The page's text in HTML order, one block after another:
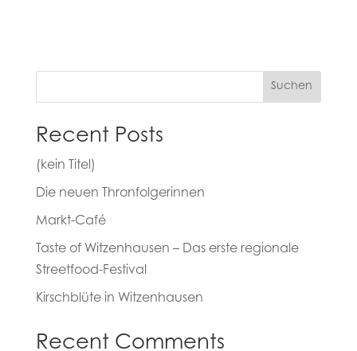
Suchen
Recent Posts
(kein Titel)
Die neuen Thronfolgerinnen
Markt-Café
Taste of Witzenhausen – Das erste regionale
Streetfood-Festival
Kirschblüte in Witzenhausen
Recent Comments